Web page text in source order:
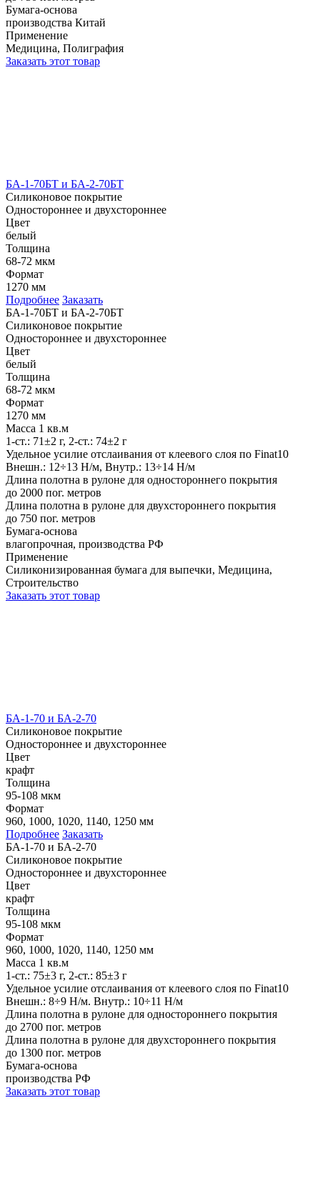
Бумага-основа
производства Китай
Применение
Медицина, Полиграфия
Заказать этот товар
БА-1-70БТ и БА-2-70БТ
Силиконовое покрытие
Одностороннее и двухстороннее
Цвет
белый
Толщина
68-72 мкм
Формат
1270 мм
Подробнее Заказать
БА-1-70БТ и БА-2-70БТ
Силиконовое покрытие
Одностороннее и двухстороннее
Цвет
белый
Толщина
68-72 мкм
Формат
1270 мм
Масса 1 кв.м
1-ст.: 71±2 г, 2-ст.: 74±2 г
Удельное усилие отслаивания от клеевого слоя по Finat10
Внешн.: 12÷13 Н/м, Внутр.: 13÷14 Н/м
Длина полотна в рулоне для одностороннего покрытия
до 2000 пог. метров
Длина полотна в рулоне для двухстороннего покрытия
до 750 пог. метров
Бумага-основа
влагопрочная, производства РФ
Применение
Силиконизированная бумага для выпечки, Медицина,
Строительство
Заказать этот товар
БА-1-70 и БА-2-70
Силиконовое покрытие
Одностороннее и двухстороннее
Цвет
крафт
Толщина
95-108 мкм
Формат
960, 1000, 1020, 1140, 1250 мм
Подробнее Заказать
БА-1-70 и БА-2-70
Силиконовое покрытие
Одностороннее и двухстороннее
Цвет
крафт
Толщина
95-108 мкм
Формат
960, 1000, 1020, 1140, 1250 мм
Масса 1 кв.м
1-ст.: 75±3 г, 2-ст.: 85±3 г
Удельное усилие отслаивания от клеевого слоя по Finat10
Внешн.: 8÷9 Н/м. Внутр.: 10÷11 Н/м
Длина полотна в рулоне для одностороннего покрытия
до 2700 пог. метров
Длина полотна в рулоне для двухстороннего покрытия
до 1300 пог. метров
Бумага-основа
производства РФ
Заказать этот товар